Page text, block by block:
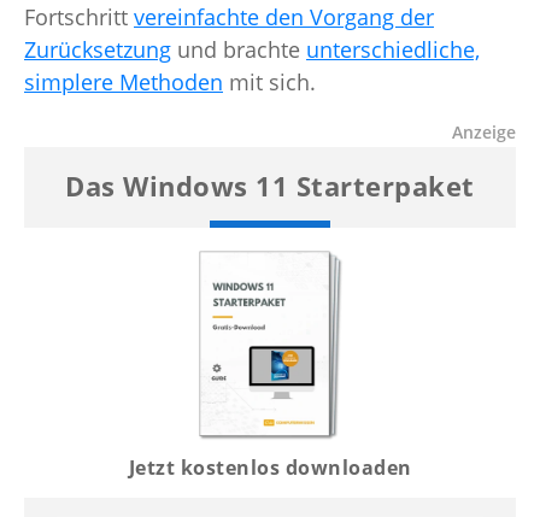
Fortschritt vereinfachte den Vorgang der
Zurücksetzung und brachte unterschiedliche,
simplere Methoden mit sich.